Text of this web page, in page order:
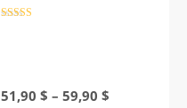
51,90 $ – 59,90 $